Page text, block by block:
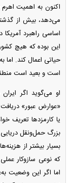
اکنون به اهمیت اهرم
می‌دهد، بیش از
این بوده که هیچ
حیاتی اعمال کند. اما
است و بعید است
او می‌گوید اگر
«عوارض عبور»
یا کارمزد‌ها تعریف
بزرگ حمل‌ونقل
بسیار بیشتر از
که نوعی سازوکار
اما اگر این وضعیت